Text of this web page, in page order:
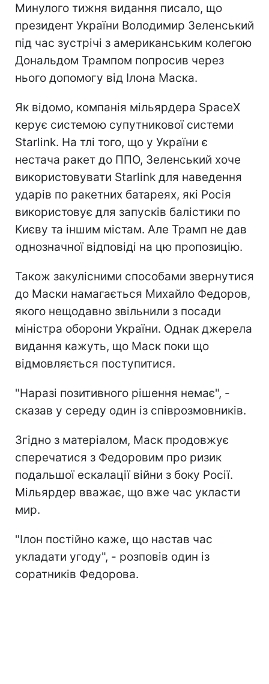
Минулого тижня видання писало, що
президент України Володимир Зеленський
під час зустрічі з американським колегою
Дональдом Трампом попросив через
нього допомогу від Ілона Маска.
Як відомо, компанія мільярдера SpaceX
керує системою супутникової системи
Starlink. На тлі того, що у України є
нестача ракет до ППО, Зеленський хоче
використовувати Starlink для наведення
ударів по ракетних батареях, які Росія
використовує для запусків балістики по
Києву та іншим містам. Але Трамп не дав
однозначної відповіді на цю пропозицію.
Також закулісними способами звернутися
до Маски намагається Михайло Федоров,
якого нещодавно звільнили з посади
міністра оборони України. Однак джерела
видання кажуть, що Маск поки що
відмовляється поступитися.
"Наразі позитивного рішення немає", -
сказав у середу один із співрозмовників.
Згідно з матеріалом, Маск продовжує
сперечатися з Федоровим про ризик
подальшої ескалації війни з боку Росії.
Мільярдер вважає, що вже час укласти
мир.
"Ілон постійно каже, що настав час
укладати угоду", - розповів один із
соратників Федорова.